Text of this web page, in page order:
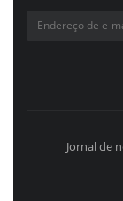
Jornal de